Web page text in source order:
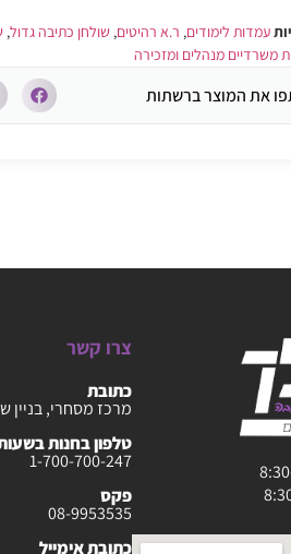
עמדות לימודים, ר.א רהיטים, שולחן כתיבה גדול,
משרדיים מנהלים ומזכירה
את המוצר ברשתות
צרו קשר
כתובת
מרכז מסחרי, בניין
טלפון בחנות בשעות 08:30-
1-700-700-247
פקס
08-9953535
כתובת אימייל